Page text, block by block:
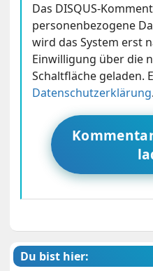
Das DISQUS-
personenbezogene
wird das System erst
Einwilligung über die
Schaltfläche geladen.
Datenschutzerklärung.
Du bist hier: